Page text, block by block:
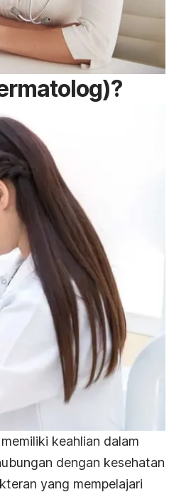
keahlian dalam
dengan kesehatan
yang mempelajari